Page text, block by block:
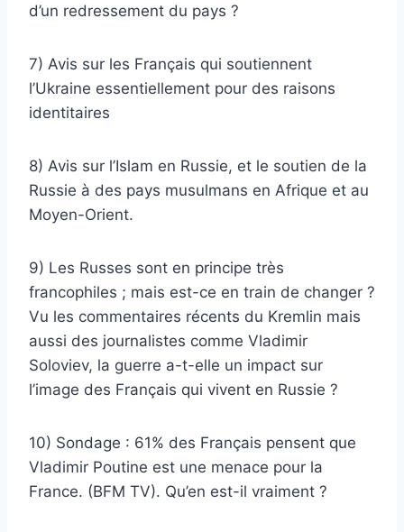
d’un redressement du pays ?
7) Avis sur les Français qui soutiennent
l’Ukraine essentiellement pour des raisons
identitaires
8) Avis sur l’Islam en Russie, et le soutien de la
Russie à des pays musulmans en Afrique et au
Moyen-Orient.
9) Les Russes sont en principe très
francophiles ; mais est-ce en train de changer ?
Vu les commentaires récents du Kremlin mais
aussi des journalistes comme Vladimir
Soloviev, la guerre a-t-elle un impact sur
l’image des Français qui vivent en Russie ?
10) Sondage : 61% des Français pensent que
Vladimir Poutine est une menace pour la
France. (BFM TV). Qu’en est-il vraiment ?